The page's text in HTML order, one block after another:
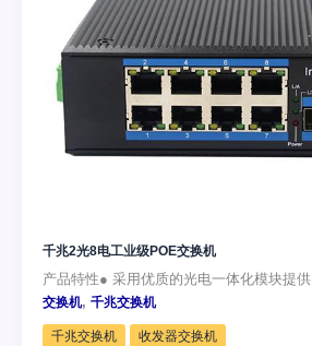
千兆2光8电工业级POE交换机
产品特性● 采用优质的光电一体化模块提供
交换机, 千兆交换机
千兆交换机 收发器交换机